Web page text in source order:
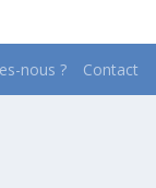
nous ? Contact